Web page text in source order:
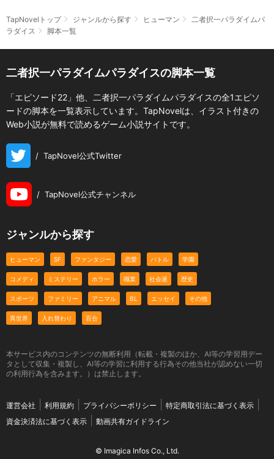
TapNovelトップ ジャンルから探す ヒューマン
二者択一パラダイムパ
ラダイス
脚本一覧
二者択一パラダイムパラダイスの脚本一覧
「エピソード22」他、二者択一パラダイムパラダイスの全1エピソ
ードの脚本を一覧表示しています。TapNovelは、イラスト付きの
Web小説が無料で読めるゲーム小説サイトです。
/ TapNovel公式Twitter
/ TapNovel公式チャンネル
ジャンルから探す
ヒューマン SF ファンタジー 恋愛 バトル 学園
コメディ ミステリー ホラー 職業 社会派 歴史
スポーツ ファミリー アニマル BL エッセイ その他
異世界 入れ替わり 百合
本サービス内のコンテンツの無断利用（転載・複製のほか、AI等の学習用デー
タとして収集・複製し、AI等の学習に利用する行為その他当社が認めない一切
の利用行為を含みます。）は禁止します。
運営会社 利用規約 プライバシーポリシー
特定商取引法に基づく表示
資金決済法に基づく表示
動画共有ガイドライン
© Imagica Infos Co., Ltd.